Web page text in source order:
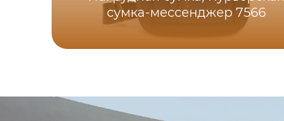
сумка-мессенджер 7566